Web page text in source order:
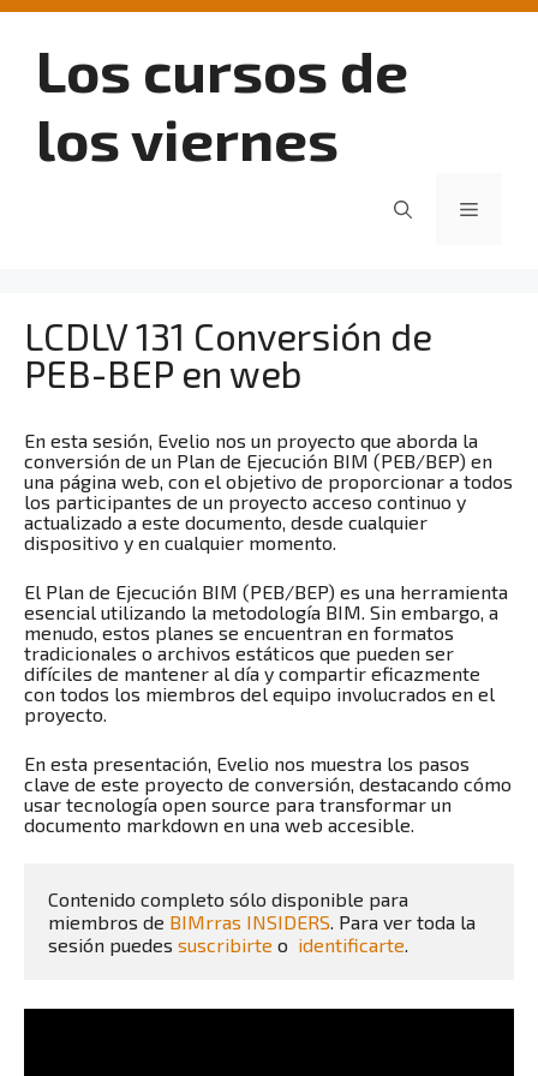
Saltar
contenidoLos cursos de
los viernes
Menú
LCDLV 131 Conversión de
PEB-BEP en web
En esta sesión, Evelio nos un proyecto que aborda la
conversión de un Plan de Ejecución BIM (PEB/BEP) en
una página web, con el objetivo de proporcionar a todos
los participantes de un proyecto acceso continuo y
actualizado a este documento, desde cualquier
dispositivo y en cualquier momento.
El Plan de Ejecución BIM (PEB/BEP) es una herramienta
esencial utilizando la metodología BIM. Sin embargo, a
menudo, estos planes se encuentran en formatos
tradicionales o archivos estáticos que pueden ser
difíciles de mantener al día y compartir eficazmente
con todos los miembros del equipo involucrados en el
proyecto.
En esta presentación, Evelio nos muestra los pasos
clave de este proyecto de conversión, destacando cómo
usar tecnología open source para transformar un
documento markdown en una web accesible.
Contenido completo sólo disponible para
miembros de BIMrras INSIDERS. Para ver toda la
sesión puedes suscribirte o identificarte.